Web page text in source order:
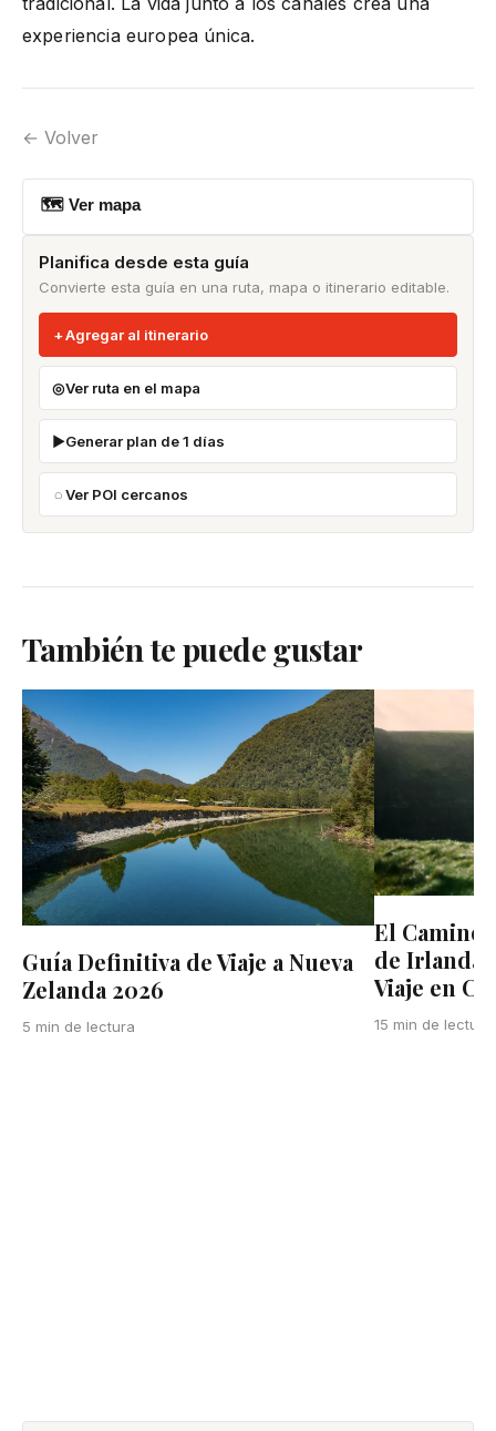
experiencia europea única.
← Volver
🗺 Ver mapa
Planifica desde esta guía
Convierte esta guía en una ruta, mapa o itinerario editable.
Agregar al itinerario
Ver ruta en el mapa
Generar plan de 1 días
Ver POI cercanos
También te puede gustar
Guía Definitiva de Viaje a Nueva
Zelanda 2026
5 min de lectura
El Camino
de Irlanda:
Viaje en
15 min de lectura